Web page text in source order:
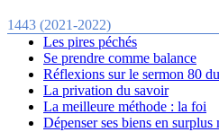
1443 (2021-2022)
Les pires péchés
Se prendre comme balance
Réflexions sur le sermon 80
La privation du savoir
La meilleure méthode : la foi
Dépenser ses biens en